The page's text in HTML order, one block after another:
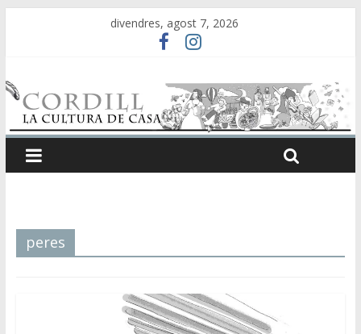
divendres, agost 7, 2026
peres